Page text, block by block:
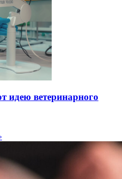
идею ветеринарного